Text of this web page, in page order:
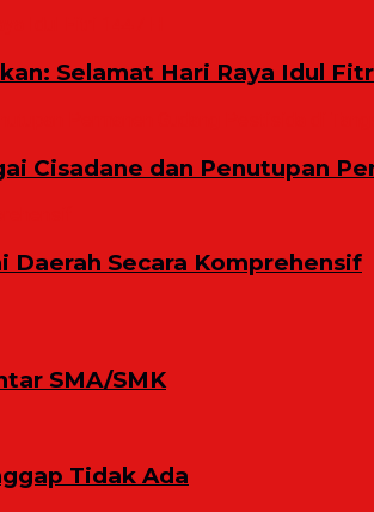
Selamat Hari Raya Idul
Cisadane dan Penutupan
Daerah Secara Komprehensif
SMA/SMK
Tidak Ada